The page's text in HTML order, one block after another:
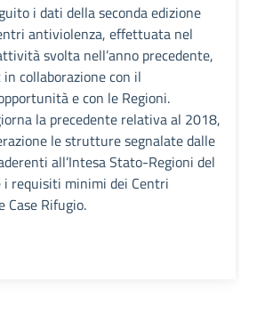
i dati della seconda edizione
antiviolenza, effettuata nel
svolta nell’anno precedente,
collaborazione con il
e con le Regioni.
la precedente relativa al 2018,
le strutture segnalate dalle
all’Intesa Stato-Regioni del
i requisiti minimi dei Centri
Case Rifugio.